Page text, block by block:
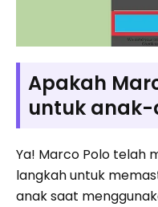
Apakah
untuk anak-
Ya! Marco Polo telah
langkah untuk
anak saat